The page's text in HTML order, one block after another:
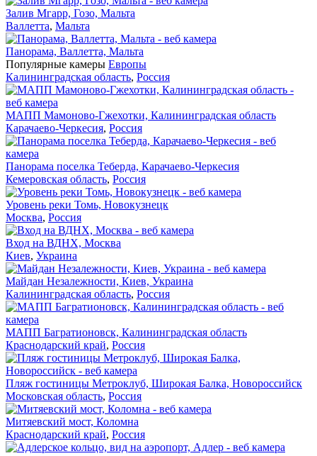
Залив Мгарр, Гозо, Мальта
Валлетта, Мальта
Панорама, Валлетта, Мальта
Популярные камеры Европы
Калининградская область, Россия
МАПП Мамоново-Гжехотки, Калининградская область
Карачаево-Черкесия, Россия
Панорама поселка Теберда, Карачаево-Черкесия
Кемеровская область, Россия
Уровень реки Томь, Новокузнецк
Москва, Россия
Вход на ВДНХ, Москва
Киев, Украина
Майдан Незалежности, Киев, Украина
Калининградская область, Россия
МАПП Багратионовск, Калининградская область
Краснодарский край, Россия
Пляж гостиницы Метроклуб, Широкая Балка, Новороссийск
Московская область, Россия
Митяевский мост, Коломна
Краснодарский край, Россия